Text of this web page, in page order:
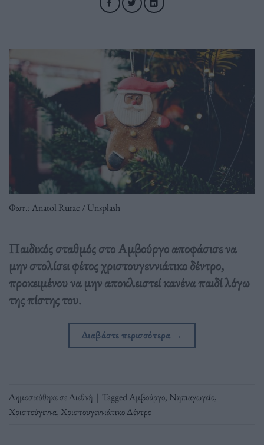
Φωτ.: Anatol Rurac / Unsplash
Παιδικός σταθμός στο Αμβούργο αποφάσισε να
μην στολίσει φέτος χριστουγεννιάτικο δέντρο,
προκειμένου να μην αποκλειστεί κανένα παιδί λόγω
της πίστης του.
Διαβάστε περισσότερα →
Δημοσιεύθηκε σεΔιεθνή | TaggedΑμβούργο, Νηπιαγωγείο,
Χριστούγεννα,Χριστουγεννιάτικο Δέντρο